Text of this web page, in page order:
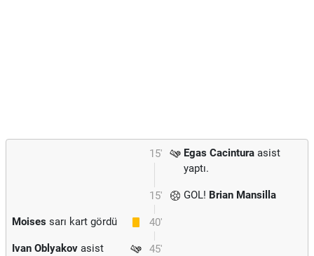
15' Egas Cacintura asist
yaptı.
15' GOL! Brian Mansilla
40'
Moises sarı kart gördü
45'
Ivan Oblyakov asist